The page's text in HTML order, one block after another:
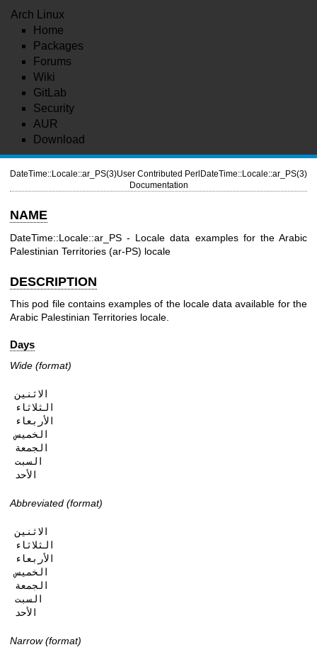
Arch Linux
Home
Packages
Forums
Wiki
GitLab
Security
AUR
Download
DateTime::Locale::ar_PS(3)User Contributed Perl
Documentation
DateTime::Locale::ar_PS(3)
NAME
DateTime::Locale::ar_PS - Locale data examples for the Arabic
Palestinian Territories (ar-PS) locale
DESCRIPTION
This pod file contains examples of the locale data available for the
Arabic Palestinian Territories locale.
Days
Wide (format)
الاثنين
الثلاثاء
الأربعاء
الخميس
الجمعة
السبت
الأحد
Abbreviated (format)
الاثنين
الثلاثاء
الأربعاء
الخميس
الجمعة
السبت
الأحد
Narrow (format)